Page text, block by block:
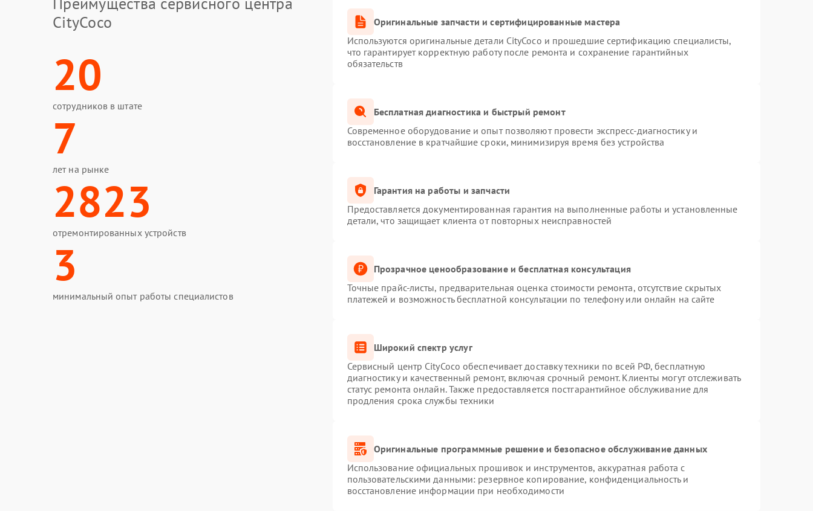
CityCoco
20
сотрудников в штате
7
лет на рынке
2823
отремонтированных устройств
3
минимальный опыт работы специалистов
Оригинальные запчасти и сертифицированные мастера
Используются оригинальные детали CityCoco и прошедшие сертификацию специалисты,
что гарантирует корректную работу после ремонта и сохранение гарантийных
обязательств
Бесплатная диагностика и быстрый ремонт
Современное оборудование и опыт позволяют провести экспресс-диагностику и
восстановление в кратчайшие сроки, минимизируя время без устройства
Гарантия на работы и запчасти
Предоставляется документированная гарантия на выполненные работы и установленные
детали, что защищает клиента от повторных неисправностей
Прозрачное ценообразование и бесплатная консультация
Точные прайс-листы, предварительная оценка стоимости ремонта, отсутствие скрытых
платежей и возможность бесплатной консультации по телефону или онлайн на сайте
Широкий спектр услуг
Сервисный центр CityCoco обеспечивает доставку техники по всей РФ, бесплатную
диагностику и качественный ремонт, включая срочный ремонт. Клиенты могут отслеживать
статус ремонта онлайн. Также предоставляется постгарантийное обслуживание для
продления срока службы техники
Оригинальные программные решение и безопасное обслуживание данных
Использование официальных прошивок и инструментов, аккуратная работа с
пользовательскими данными: резервное копирование, конфиденциальность и
восстановление информации при необходимости